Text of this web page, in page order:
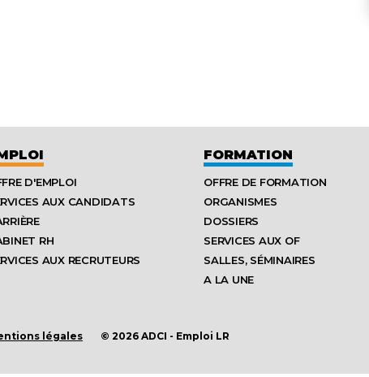
D'EMPLOI
AUX CANDIDATS
RH
AUX RECRUTEURS
FORMATION
OFFRE DE FORMATION
ORGANISMES
DOSSIERS
SERVICES AUX OF
SALLES, SÉMINAIRES
A LA UNE
légales © 2026 ADCI - Emploi LR